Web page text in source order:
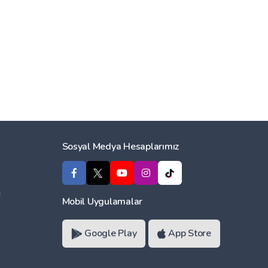
Sosyal Medya Hesaplarımız
Mobil Uygulamalar
Google Play App Store